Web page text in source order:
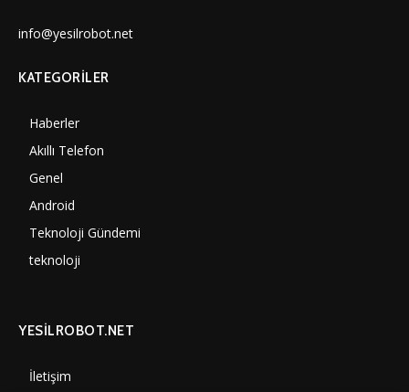
info@yesilrobot.net
KATEGORILER
Haberler
Akıllı Telefon
Genel
Android
Teknoloji Gündemi
teknoloji
YESİLROBOT.NET
İletişim